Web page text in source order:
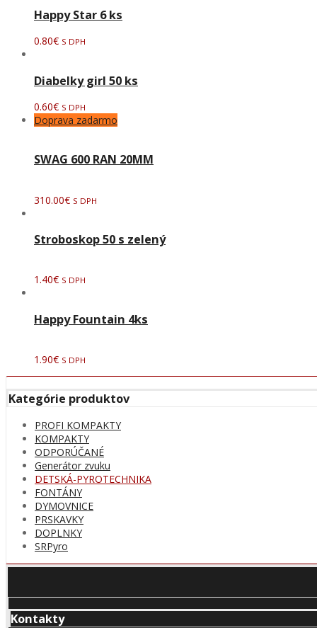
Happy Star 6 ks
0.80€ S DPH
Diabelky girl 50 ks
0.60€ S DPH
Doprava zadarmo
SWAG 600 RAN 20MM
310.00€ S DPH
Stroboskop 50 s zelený
1.40€ S DPH
Happy Fountain 4ks
1.90€ S DPH
Kategórie produktov
PROFI KOMPAKTY
KOMPAKTY
ODPORÚČANÉ
Generátor zvuku
DETSKÁ-PYROTECHNIKA
FONTÁNY
DYMOVNICE
PRSKAVKY
DOPLNKY
SRPyro
Kontakty